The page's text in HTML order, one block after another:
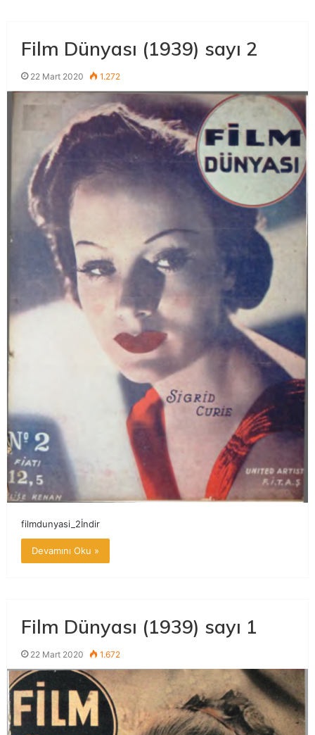
Film Dünyası (1939) sayı 2
22 Mart 2020 1.272
filmdunyasi_2İndir
Devamını Oku »
Film Dünyası (1939) sayı 1
22 Mart 2020 1.672